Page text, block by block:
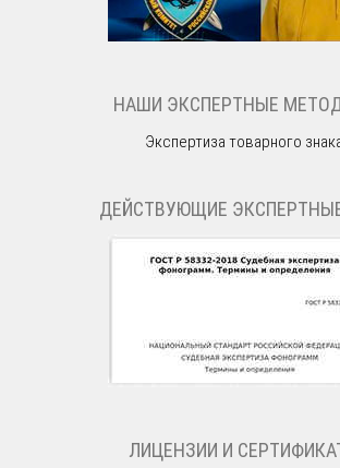
НАШИ ЭКСПЕРТНЫЕ
Экспертиза товарного
ДЕЙСТВУЮЩИЕ
ЛИЦЕНЗИИ И